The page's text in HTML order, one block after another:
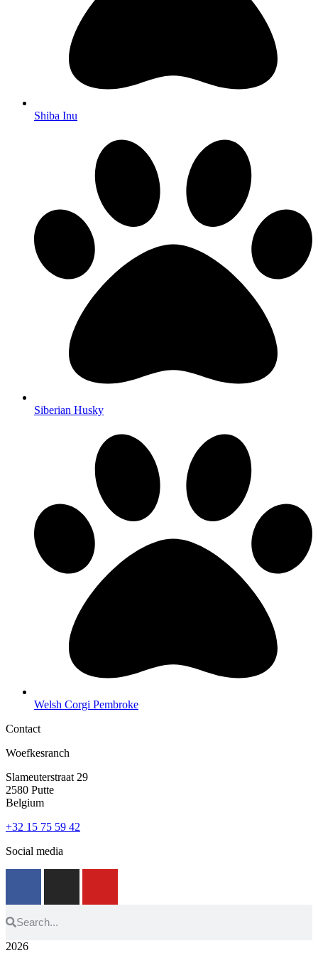
Shiba Inu
Siberian Husky
Welsh Corgi Pembroke
Contact
Woefkesranch
Slameuterstraat 29
2580 Putte
Belgium
+32 15 75 59 42
Social media
2026